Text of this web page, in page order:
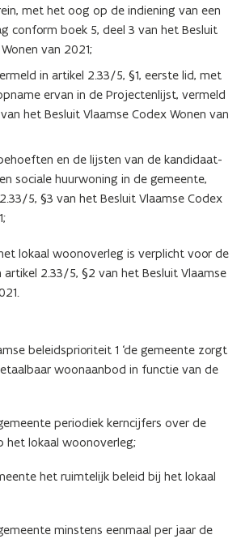
met het oog op de indiening van een
conform boek 5, deel 3 van het Besluit
van 2021;
in artikel 2.33/5, §1, eerste lid, met
ervan in de Projectenlijst, vermeld
het Besluit Vlaamse Codex Wonen van
en de lijsten van de kandidaat-
sociale huurwoning in de gemeente,
5, §3 van het Besluit Vlaamse Codex
lokaal woonoverleg is verplicht voor de
artikel 2.33/5, §2 van het Besluit Vlaamse
beleidsprioriteit 1 ‘de gemeente zorgt
woonaanbod in functie van de
periodiek kerncijfers over de
het lokaal woonoverleg;
het ruimtelijk beleid bij het lokaal
minstens eenmaal per jaar de